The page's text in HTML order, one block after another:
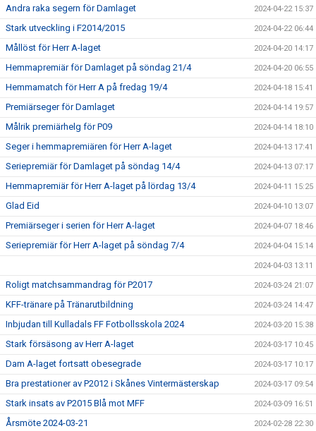
Andra raka segern för Damlaget 2024-04-22 15:37
Stark utveckling i F2014/2015 2024-04-22 06:44
Mållöst för Herr A-laget 2024-04-20 14:17
Hemmapremiär för Damlaget på söndag 21/4 2024-04-20 06:55
Hemmamatch för Herr A på fredag 19/4 2024-04-18 15:41
Premiärseger för Damlaget 2024-04-14 19:57
Målrik premiärhelg för P09 2024-04-14 18:10
Seger i hemmapremiären för Herr A-laget 2024-04-13 17:41
Seriepremiär för Damlaget på söndag 14/4 2024-04-13 07:17
Hemmapremiär för Herr A-laget på lördag 13/4 2024-04-11 15:25
Glad Eid 2024-04-10 13:07
Premiärseger i serien för Herr A-laget 2024-04-07 18:46
Seriepremiär för Herr A-laget på söndag 7/4 2024-04-04 15:14
2024-04-03 13:11
Roligt matchsammandrag för P2017 2024-03-24 21:07
KFF-tränare på Tränarutbildning 2024-03-24 14:47
Inbjudan till Kulladals FF Fotbollsskola 2024 2024-03-20 15:38
Stark försäsong av Herr A-laget 2024-03-17 10:45
Dam A-laget fortsatt obesegrade 2024-03-17 10:17
Bra prestationer av P2012 i Skånes Vintermästerskap 2024-03-17 09:54
Stark insats av P2015 Blå mot MFF 2024-03-09 16:51
Årsmöte 2024-03-21 2024-02-28 22:30